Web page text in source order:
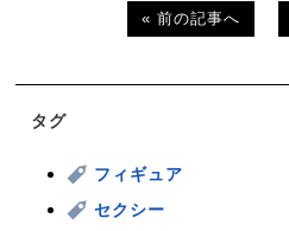
« 前の記事へ
タグ
フィギュア
セクシー